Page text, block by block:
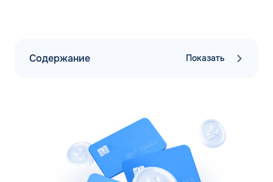
Содержание Показать